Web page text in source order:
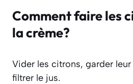
Comment faire les
la crème?
Vider les citrons, garder
filtrer le jus.